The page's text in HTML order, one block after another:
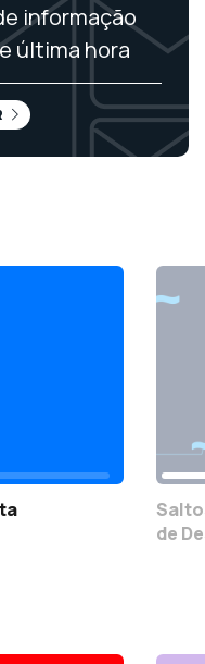
informação
última hora
de